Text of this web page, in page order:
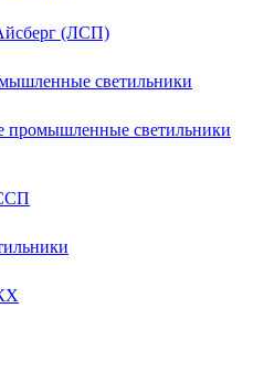
(ЛСП)
светильники
промышленные светильники